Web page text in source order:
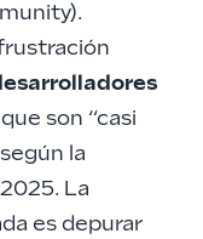
).
son “casi
la
La
es depurar